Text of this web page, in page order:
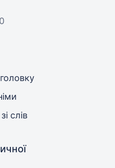
0
слів